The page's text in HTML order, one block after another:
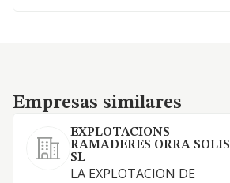
Empresas similares
Empresas similares
EXPLOTACIONS
RAMADERES ORRA SOLIS
SL
LA EXPLOTACION DE